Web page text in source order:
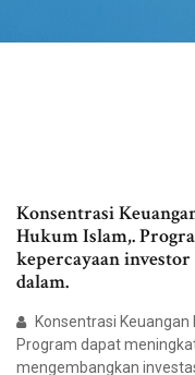
Konsentrasi
Hukum Islam,.
kepercayaan
dalam.
Konsentrasi
Program dapat
mengembangkan